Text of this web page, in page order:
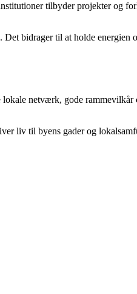
tilbyder projekter og
bidrager til at holde energien
netværk, gode rammevilkår
liv til byens gader og